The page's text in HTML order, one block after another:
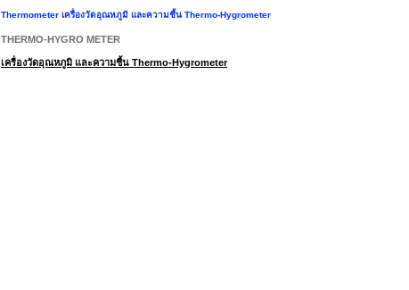
Thermometer เครื่องวัดอุณหภูมิ และความชื้น Thermo-Hygrometer
THERMO-HYGRO METER
เครื่องวัดอุณหภูมิ และความชื้น Thermo-Hygrometer